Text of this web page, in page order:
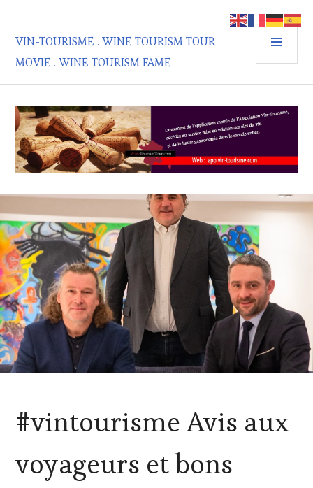
contenu
principal
VIN-TOURISME . WINE TOURISM TOUR
MOVIE . WINE TOURISM FAME
CLUB
TASTING
VOUCHER ,
#vintourisme Avis aux
voyageurs et bons